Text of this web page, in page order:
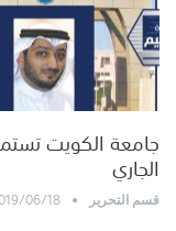
الجاري
قسم التحرير 06/18